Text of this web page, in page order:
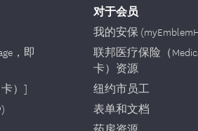
，即
）]
对于会员
我的安保
联邦医疗保险（
卡）资源
纽约市员工
表单和文档